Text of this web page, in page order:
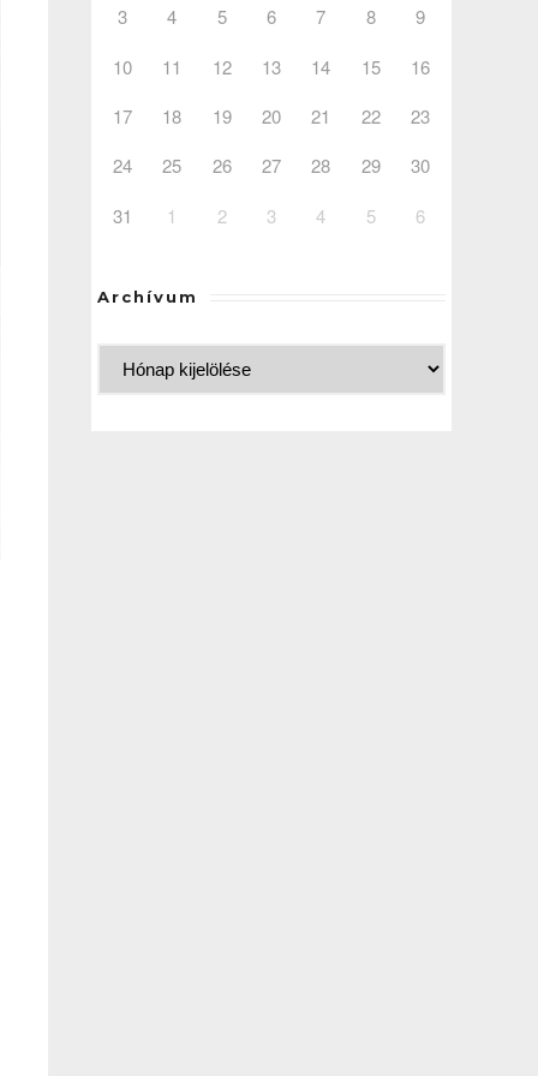
3
4 5 6 7 8
9
10
11 12 13 14 15
16
17
18 19 20 21 22
23
24
25 26 27 28 29
30
31
1 2 3 4 5 6
Archívum